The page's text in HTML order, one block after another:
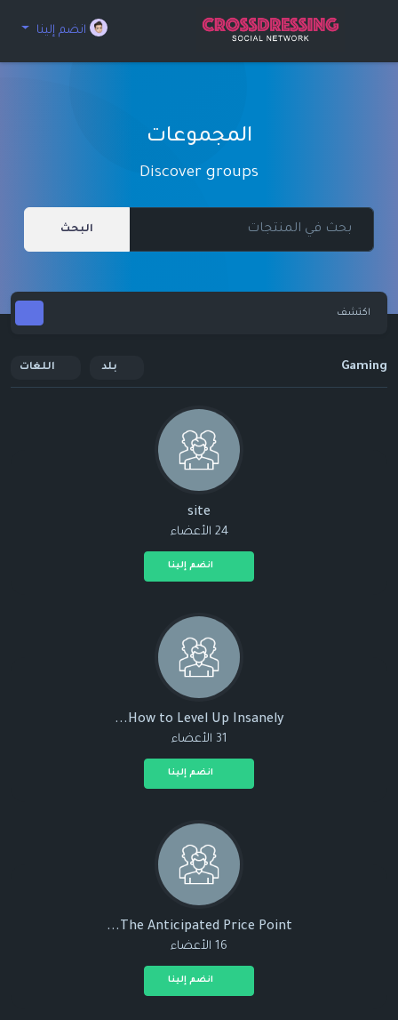
انضم إلينا
المجموعات
Discover groups
البحث
اكتشف
Gaming بلد اللغات
site
24 الأعضاء
انضم إلينا
How to Level Up Insanely...
31 الأعضاء
انضم إلينا
The Anticipated Price Point...
16 الأعضاء
انضم إلينا